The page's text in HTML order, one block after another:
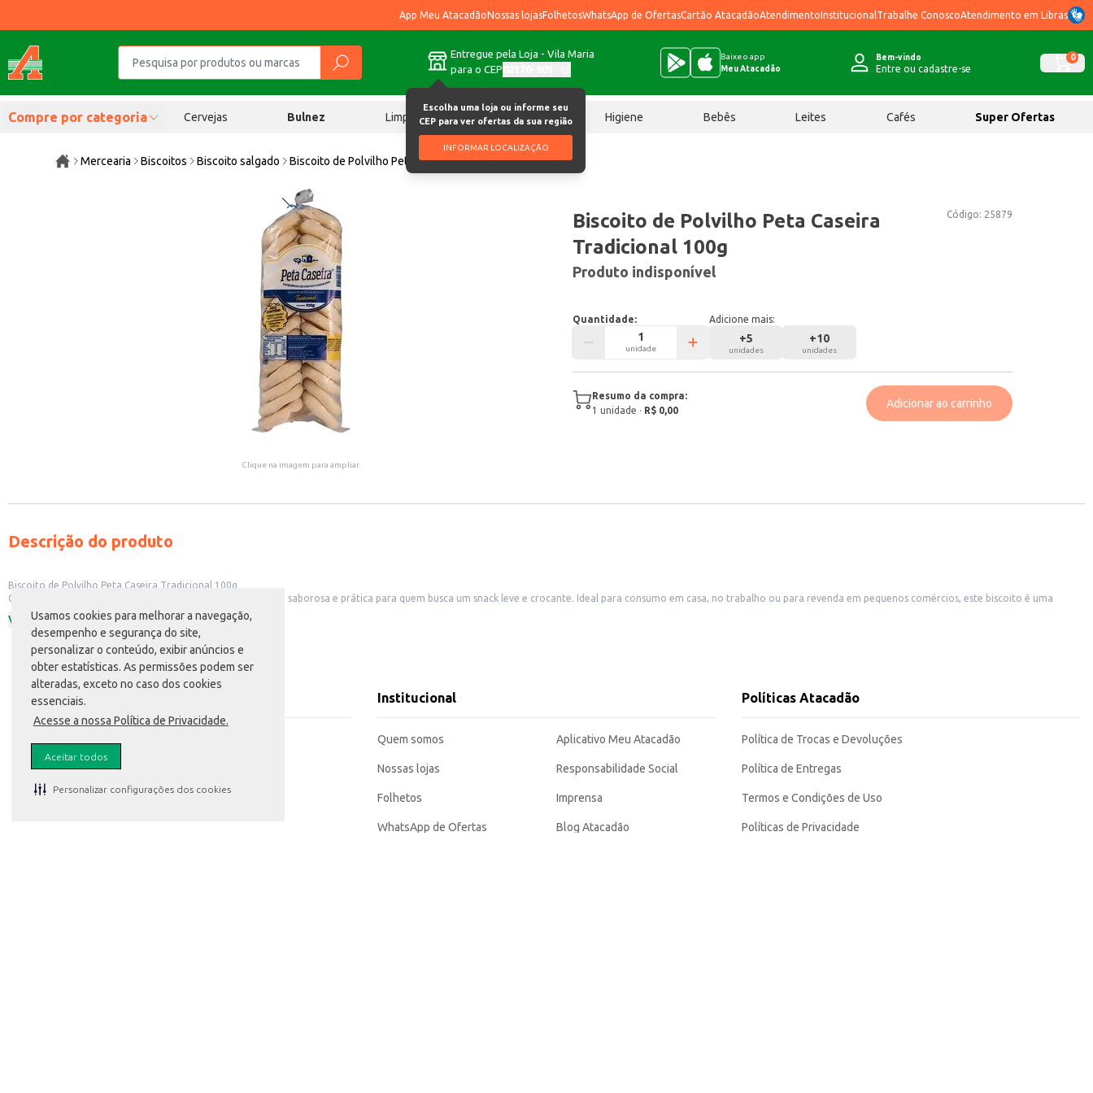
Usamos cookies para melhorar a navegação,
desempenho e segurança do site,
personalizar o conteúdo, exibir anúncios e
obter estatísticas. As permissões podem ser
alteradas, exceto no caso dos cookies
essenciais.
Acesse a nossa Política de Privacidade.
Aceitar todos
Personalizar configurações dos cookies
App Meu AtacadãoNossas lojasFolhetosWhatsApp de OfertasCartão AtacadãoAtendimentoInstitucional Trabalhe ConoscoAtendimento em Libras
Entregue pela Loja - Vila Maria
para o CEP
Escolha uma loja ou informe seu
CEP para ver ofertas da sua região
INFORMAR LOCALIZAÇÃO
Baixe o app
Meu Atacadão
Bem-vindo
Entre ou cadastre-se
0
Compre por categoria Cervejas Bulnez Limpeza Chocolates Higiene Bebês Leites Cafés Super Ofertas
Mercearia Biscoitos Biscoito salgado Biscoito de Polvilho Peta Caseira Tradicional 100g
Clique na imagem para ampliar.
Código: 25879
Biscoito de Polvilho Peta Caseira
Tradicional 100g
Produto indisponível
Quantidade:
unidade
Adicione mais:
+5
unidades
+10
unidades
Resumo da compra:
1 unidade · R$ 0,00
Adicionar ao carrinho
Descrição do produto
Biscoito de Polvilho Peta Caseira Tradicional 100g
O Biscoito de Polvilho Peta Caseira Tradicional é uma opção saborosa e prática para quem busca um snack leve e crocante. Ideal para consumo em casa, no trabalho ou para revenda em pequenos comércios, este biscoito é uma
escolha versátil para diversos momentos do dia.
Dicas de Uso:
Perfeito para acompanhar cafés e chás.
Uma ótima opção para lanches rápidos e saborosos.
Ideal para oferecer em eventos e reuniões informais.
Pode ser consumido puro ou acompanhado de patês e pastas.
Com o Biscoito de Polvilho Peta Caseira Tradicional, você tem a combinação perfeita de sabor e praticidade, ideal para quem busca um produto de qualidade para o dia a dia ou para oferecer aos seus clientes.
Ver mais
Atendimento
Central de atendimento
Fale conosco
Institucional
Quem somos
Nossas lojas
Folhetos
WhatsApp de Ofertas
Aplicativo Meu Atacadão
Responsabilidade Social
Imprensa
Blog Atacadão
Políticas Atacadão
Política de Trocas e Devoluções
Política de Entregas
Termos e Condições de Uso
Políticas de Privacidade